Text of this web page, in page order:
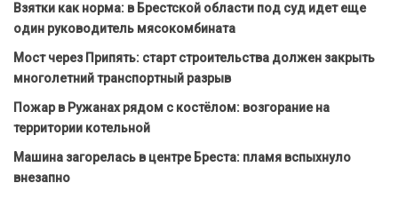
Взятки как норма: в Брестской области под суд идет еще
один руководитель мясокомбината
Мост через Припять: старт строительства должен закрыть
многолетний транспортный разрыв
Пожар в Ружанах рядом с костёлом: возгорание на
территории котельной
Машина загорелась в центре Бреста: пламя вспыхнуло
внезапно